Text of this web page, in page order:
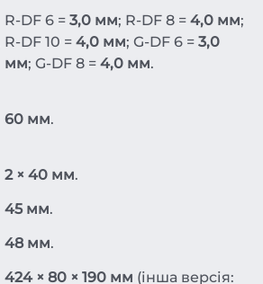
R-DF 6 = 3,0 мм; R-DF 8 = 4,0 мм;
R-DF 10 = 4,0 мм; G-DF 6 = 3,0
мм; G-DF 8 = 4,0 мм.
60 мм.
2 × 40 мм.
45 мм.
48 мм.
424 × 80 × 190 мм (інша версія: